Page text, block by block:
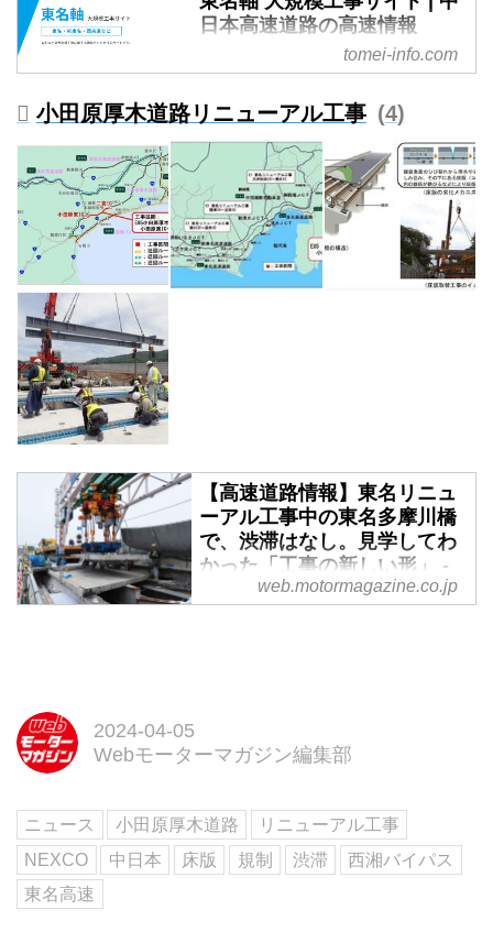
日本高速道路の高速情報
NEXCO 中日本（中日本高速道路
サイトです。
tomei-info.com
小田原厚木道路リニューアル工事 4
【高速道路情報】東名リニュ
ーアル工事中の東名多摩川橋
で、渋滞はなし。見学してわ
かった「工事の新しい形」 -
Webモーターマガジン
式や現場の状況などを報告しよ
web.motormagazine.co.jp
2024-04-05
Webモーターマガジン編集部
ニュース 小田原厚木道路
リニューアル工事
NEXCO
中日本 床版 規制 渋滞
西湘バイパス
東名高速